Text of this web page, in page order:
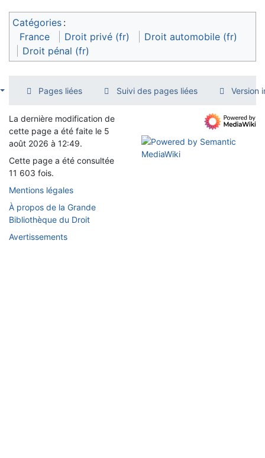
Catégories :
France
Droit privé (fr)
Droit automobile (fr)
Droit pénal (fr)
Pages liées Suivi des pages liées Version
La dernière modification de
cette page a été faite le 5
août 2026 à 12:49.
Cette page a été consultée
11 603 fois.
Mentions légales
À propos de la Grande
Bibliothèque du Droit
Avertissements